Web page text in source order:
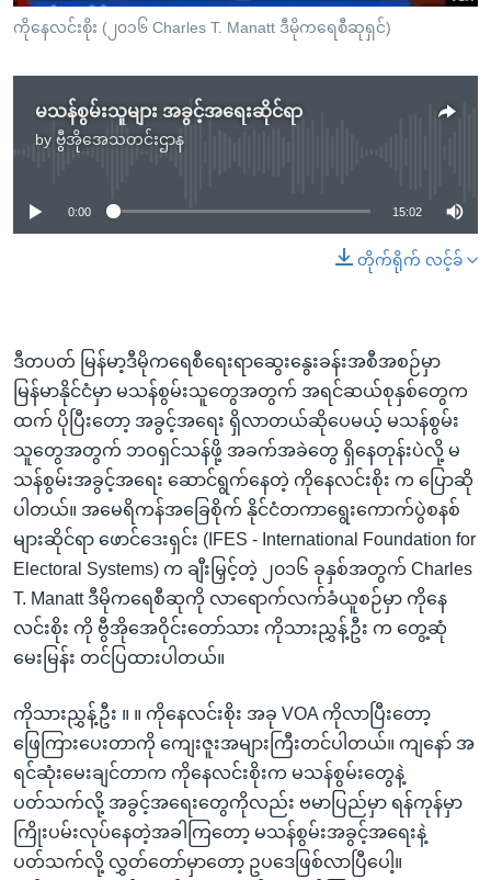
ကျော်
ကြည့်
ရှာဖွေ
ဗွီအိုအေ လူမှုကွန်ယက်များ
ဘာသာစကားများ
ကိုနေလင်းစိုး (၂၀၁၆ Charles T. Manatt ဒီမိုကရေစီဆုရှင်)
မသန်စွမ်းသူများ အခွင့်အရေးဆိုင်ရာ
by ဗွီအိုအေသတင်းဌာန
No media source currently available
0:00 15:02
တိုက်ရိုက် လင့်ခ်
ဒီတပတ် မြန်မာ့ဒီမိုကရေစီရေးရာဆွေးနွေးခန်းအစီအစဉ်မှာ
မြန်မာနိုင်ငံမှာ မသန်စွမ်းသူတွေအတွက် အရင်ဆယ်စုနှစ်တွေက
ထက် ပိုပြီးတော့ အခွင့်အရေး ရှိလာတယ်ဆိုပေမယ့် မသန်စွမ်း
သူတွေအတွက် ဘဝရှင်သန်ဖို့ အခက်အခဲတွေ ရှိနေတုန်းပဲလို့ မ
သန်စွမ်းအခွင့်အရေး ဆောင်ရွက်နေတဲ့ ကိုနေလင်းစိုး က ပြောဆို
ပါတယ်။ အမေရိကန်အခြေစိုက် နိုင်ငံတကာရွေးကောက်ပွဲစနစ်
များဆိုင်ရာ ဖောင်ဒေးရှင်း (IFES - International Foundation for
Electoral Systems) က ချီးမြှင့်တဲ့ ၂၀၁၆ ခုနှစ်အတွက် Charles
T. Manatt ဒီမိုကရေစီဆုကို လာရောက်လက်ခံယူစဉ်မှာ ကိုနေ
လင်းစိုး ကို ဗွီအိုအေဝိုင်းတော်သား ကိုသားညွှန့်ဦး က တွေ့ဆုံ
မေးမြန်း တင်ပြထားပါတယ်။
ကိုသားညွှန့်ဦး ။ ။ ကိုနေလင်းစိုး အခု VOA ကိုလာပြီးတော့
ဖြေကြားပေးတာကို ကျေးဇူးအများကြီးတင်ပါတယ်။ ကျနော် အ
ရင်ဆုံးမေးချင်တာက ကိုနေလင်းစိုးက မသန်စွမ်းတွေနဲ့
ပတ်သက်လို့ အခွင့်အရေးတွေကိုလည်း ဗမာပြည်မှာ ရန်ကုန်မှာ
ကြိုးပမ်းလုပ်နေတဲ့အခါကြတော့ မသန်စွမ်းအခွင့်အရေးနဲ့
ပတ်သက်လို့ လွှတ်တော်မှာတော့ ဥပဒေဖြစ်လာပြီပေါ့။